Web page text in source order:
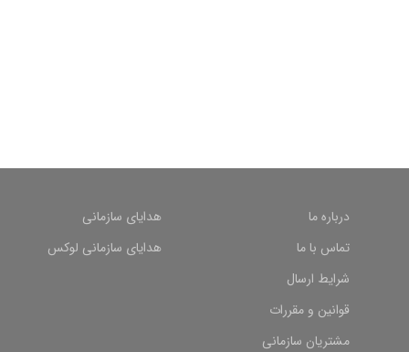
هدایای سازمانی
هدایای سازمانی لوکس
درباره ما
تماس با ما
شرایط ارسال
قوانین و مقررات
مشتریان سازمانی